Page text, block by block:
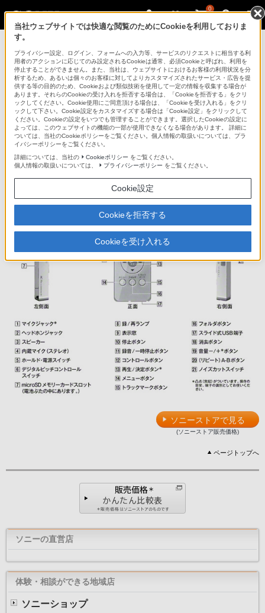
0
ICD-UX523
ステレオICレコーダー ICD-UX523
各部名称
ソニーストアで見る
(ソニーストア販売価格)
ページトップへ
ソニーの直営店
体験・相談ができる地域店
ソニーショップ
当社ウェブサイトでは快適な閲覧のためにCookieを利用しておりま
す。
プライバシー設定、ログイン、フォームへの入力等、サービスのリクエストに相当する利
用者のアクションに応じてのみ設定されるCookieは通常、必須Cookieと呼ばれ、利用を
停止することができません。また、当社は、ウェブサイトにおけるお客様の利用状況を分
析するため、あるいは個々のお客様に対してよりカスタマイズされたサービス・広告を提
供する等の目的のため、Cookieおよび類似技術を使用して一定の情報を収集する場合が
あります。それらのCookieの受け入れを拒否する場合は、「Cookieを拒否する」をクリ
ックしてください。Cookie使用にご同意頂ける場合は、「Cookieを受け入れる」をクリ
ックして下さい。Cookie設定をカスタマイズする場合は「Cookie設定」をクリックして
ください。Cookieの設定をいつでも管理することができます。選択したCookieの設定に
よっては、このウェブサイトの機能の一部が使用できなくなる場合があります。 詳細に
ついては、当社のCookieポリシーをご覧ください。個人情報の取扱いについては、プラ
イバシーポリシーをご覧ください。
詳細については、当社の
Cookieポリシー をご覧ください。
個人情報の取扱いについては、
プライバシーポリシー をご覧ください。
Cookie設定
Cookieを拒否する
Cookieを受け入れる